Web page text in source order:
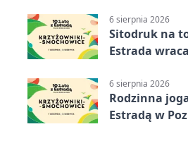
6 sierpnia 2026
Sitodruk na
Estrada
6 sierpnia 2026
Rodzinna
Estradą w